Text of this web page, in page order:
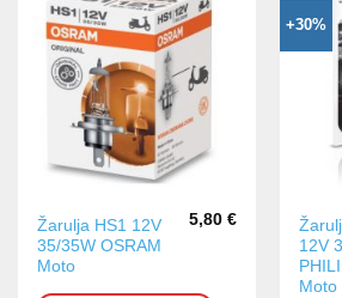
Žarulja HS1 12V
35/35W OSRAM
Moto
5,80 €
+30%
12V
Moto